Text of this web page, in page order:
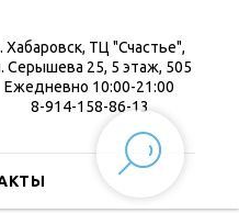
Хабаровск, ТЦ "Счастье",
Серышева 25, 5 этаж, 505
Ежедневно 10:00-21:00
8-914-158-86-13